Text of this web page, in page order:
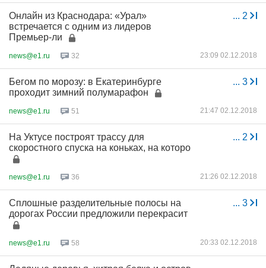
... 2
Онлайн из Краснодара: «Урал»
встречается с одним из лидеров
Премьер-ли
news@e1.ru 32 23:09 02.12.2018
... 3
Бегом по морозу: в Екатеринбурге
проходит зимний полумарафон
news@e1.ru 51 21:47 02.12.2018
... 2
На Уктусе построят трассу для
скоростного спуска на коньках, на которо
news@e1.ru 36 21:26 02.12.2018
... 3
Сплошные разделительные полосы на
дорогах России предложили перекрасит
news@e1.ru 58 20:33 02.12.2018